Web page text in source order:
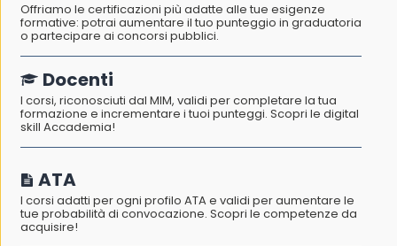
Offriamo le certificazioni più adatte alle tue esigenze
formative: potrai aumentare il tuo punteggio in graduatoria
o partecipare ai concorsi pubblici.
Docenti
I corsi, riconosciuti dal MIM, validi per completare la tua
formazione e incrementare i tuoi punteggi. Scopri le digital
skill Accademia!
ATA
I corsi adatti per ogni profilo ATA e validi per aumentare le
tue probabilità di convocazione. Scopri le competenze da
acquisire!